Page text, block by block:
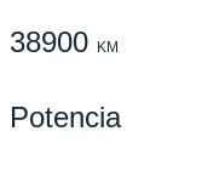
38900 KM
Potencia